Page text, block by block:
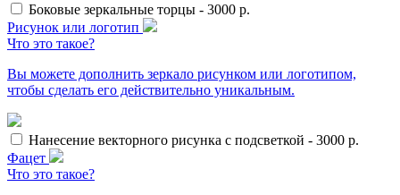
Боковые зеркальные торцы - 3000 р.
Рисунок или логотип
Что это такое?
Вы можете дополнить зеркало рисунком или логотипом,
чтобы сделать его действительно уникальным.
Нанесение векторного рисунка с подсветкой - 3000 р.
Фацет
Что это такое?